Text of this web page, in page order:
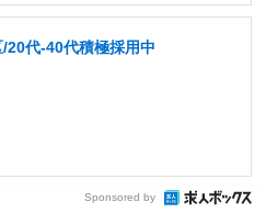
/20代-40代積極採用中
Sponsored by